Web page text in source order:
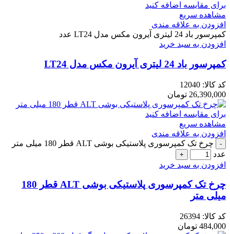
برای مقایسه اضافه کنید
مشاهده سریع
افزودن به علاقه مندی
کمپرسور باد 24 لیتری آیرون مکس مدل LT24 عدد
افزودن به سبد خرید
کمپرسور باد 24 لیتری آیرون مکس مدل LT24
کد کالا: 12040
26,390,000 تومان
برای مقایسه اضافه کنید
مشاهده سریع
افزودن به علاقه مندی
چرخ تک کمپرسوری پلاستیکی بوشی ALT قطر 180 میلی متر
عدد
افزودن به سبد خرید
چرخ تک کمپرسوری پلاستیکی بوشی ALT قطر 180
میلی متر
کد کالا: 26394
484,000 تومان